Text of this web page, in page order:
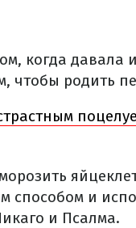
когда давала
чтобы родить
способом и
и Псалма.